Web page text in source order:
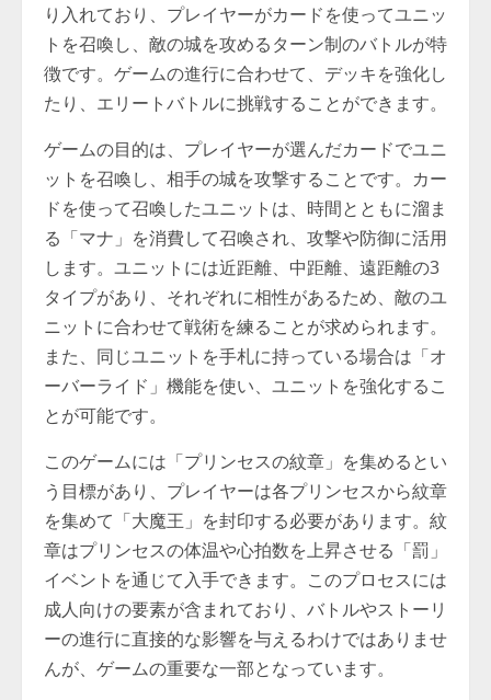
り入れており、プレイヤーがカードを使ってユニッ
トを召喚し、敵の城を攻めるターン制のバトルが特
徴です。ゲームの進行に合わせて、デッキを強化し
たり、エリートバトルに挑戦することができます。
ゲームの目的は、プレイヤーが選んだカードでユニ
ットを召喚し、相手の城を攻撃することです。カー
ドを使って召喚したユニットは、時間とともに溜ま
る「マナ」を消費して召喚され、攻撃や防御に活用
します。ユニットには近距離、中距離、遠距離の3
タイプがあり、それぞれに相性があるため、敵のユ
ニットに合わせて戦術を練ることが求められます。
また、同じユニットを手札に持っている場合は「オ
ーバーライド」機能を使い、ユニットを強化するこ
とが可能です。
このゲームには「プリンセスの紋章」を集めるとい
う目標があり、プレイヤーは各プリンセスから紋章
を集めて「大魔王」を封印する必要があります。紋
章はプリンセスの体温や心拍数を上昇させる「罰」
イベントを通じて入手できます。このプロセスには
成人向けの要素が含まれており、バトルやストーリ
ーの進行に直接的な影響を与えるわけではありませ
んが、ゲームの重要な一部となっています。